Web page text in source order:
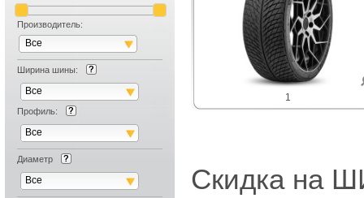
Производитель:
Все
Ширина шины:
Все
Профиль:
Все
Диаметр
Все
1
Скидка на